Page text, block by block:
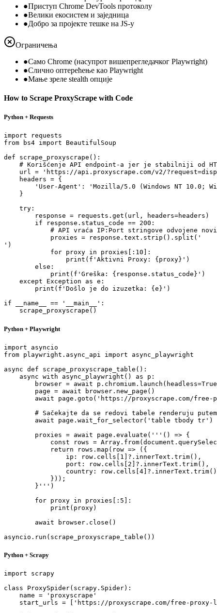
●Приступ Chrome DevTools протоколу
●Велики екосистем и заједница
●Добро за пројекте тешке на JS-у
Ограничења
●Само Chrome (насупрот вишепрегледачког Playwright)
●Слично оптерећење као Playwright
●Мање зреле stealth опције
How to Scrape ProxyScrape with Code
Python + Requests
import requests
from bs4 import BeautifulSoup
def scrape_proxyscrape():
# Korišćenje API endpoint-a jer je stabilniji od
url = 'https://api.proxyscrape.com/v2/
    headers = {
'User-Agent': 'Mozilla/5.0 (Windows NT 10.0;
    }
    try:
        response = requests.get(url, headers=headers)
        if response.status_code == 200:
# API vraća IP:Port stringove odvojene
            proxies = response.text.strip().split('
')
            for proxy in proxies[:10]:
                print(f'Aktivni Proxy: {proxy}')
        else:
            print(f'Greška: {response.status_code}')
    except Exception as e:
        print(f'Došlo je do izuzetka: {e}')
if __name__ == '__main__':
    scrape_proxyscrape()
Python + Playwright
import asyncio
from playwright.async_api import async_playwright
async def scrape_proxyscrape_table():
    async with async_playwright() as p:
browser = await
        page = await browser.new_page()
await page.goto('https://proxyscrape.com/free-
# Sačekajte da se redovi tabele renderuju
        await page.wait_for_selector('table tbody tr')
        proxies = await page.evaluate('''() => {
const rows =
            return rows.map(row => ({
                ip: row.cells[1]?.innerText.trim(),
                port: row.cells[2]?.innerText.trim(),
                country: row.cells[4]?.innerText.trim()
            }));
        }''')
        for proxy in proxies[:5]:
            print(proxy)
        await browser.close()
asyncio.run(scrape_proxyscrape_table())
Python + Scrapy
import scrapy
class ProxySpider(scrapy.Spider):
    name = 'proxyscrape'
start_urls = ['https://proxyscrape.com/free-proxy-